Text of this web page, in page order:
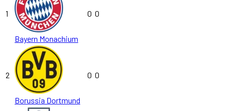
1
Bayern Monachium
0 0
2
Borussia Dortmund
0 0